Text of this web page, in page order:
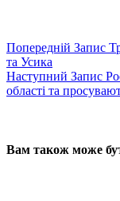
Попередній Запис
та Усика
Наступний Запис
області та
Вам також може